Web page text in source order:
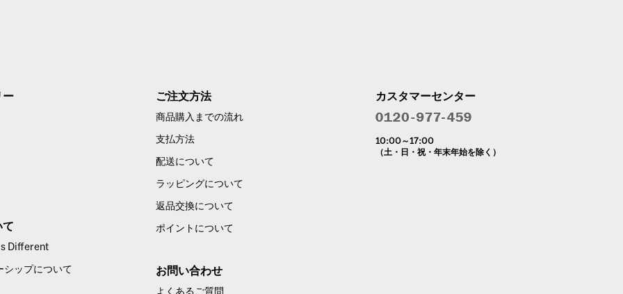
ー
て
Different
シップについて
ご注文方法
商品購入までの流れ
支払方法
配送について
ラッピングについて
返品交換について
ポイントについて
お問い合わせ
よくあるご質問
カスタマーセンター
10:00～17:00
（土・日・祝・年末年始を除く）